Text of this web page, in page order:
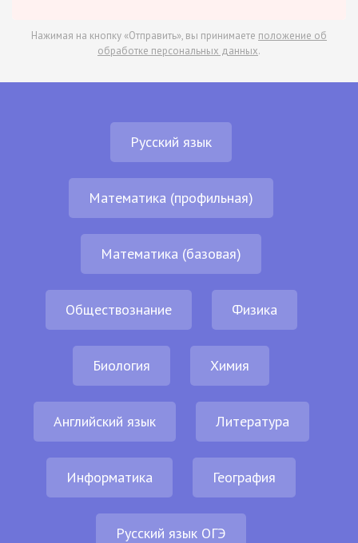
Нажимая на кнопку «Отправить», вы принимаете положение об
обработке персональных данных.
Русский язык
Математика (профильная)
Математика (базовая)
Обществознание Физика
Биология Химия
Английский язык Литература
Информатика География
Русский язык ОГЭ